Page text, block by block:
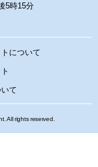
5時15分
について
て
All rights reserved.